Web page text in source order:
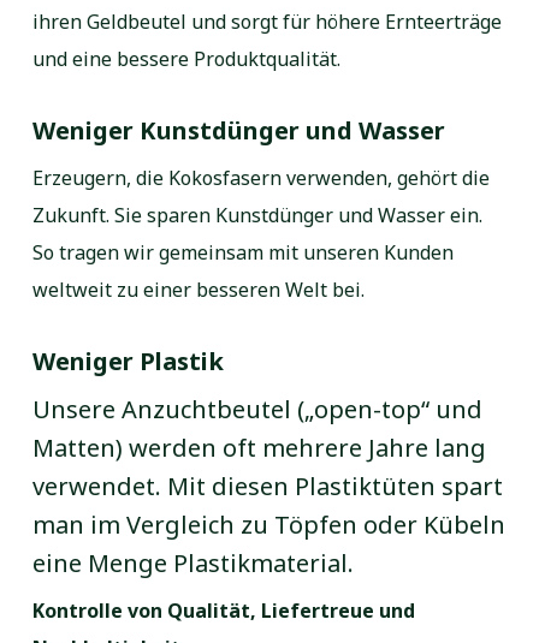
ihren Geldbeutel und sorgt für höhere Ernteerträge
und eine bessere Produktqualität.
Weniger Kunstdünger und Wasser
Erzeugern, die Kokosfasern verwenden, gehört die
Zukunft. Sie sparen Kunstdünger und Wasser ein.
So tragen wir gemeinsam mit unseren Kunden
weltweit zu einer besseren Welt bei.
Weniger Plastik
Unsere Anzuchtbeutel („open-top“ und
Matten) werden oft mehrere Jahre lang
verwendet. Mit diesen Plastiktüten spart
man im Vergleich zu Töpfen oder Kübeln
eine Menge Plastikmaterial.
Kontrolle von Qualität, Liefertreue und